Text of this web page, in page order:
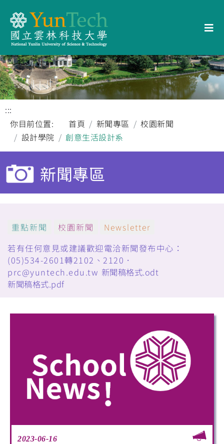
:::
你目前位置:
首頁 新聞專區
校園新聞
設計學院
創意生活設計系
新聞專區
重點新聞 校園新聞
Newsletter
若有任何意見或建議歡迎電洽新聞發布中心：
(05)534-2601轉2102、2120．
prc@yuntech.edu.tw 新聞稿格式.odt
新聞稿格式.pdf
2023-06-16